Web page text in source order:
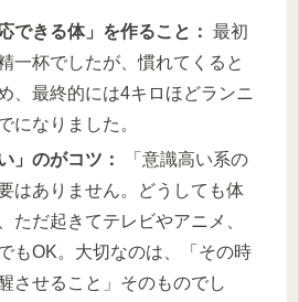
できる体」を作ること： 最初
一杯でしたが、慣れてくると
、最終的には4キロほどランニ
になりました。
」のがコツ：
「意識高い系の
はありません。どうしても体
ただ起きてテレビやアニメ、
もOK。大切なのは、「その時
させること」そのものでし